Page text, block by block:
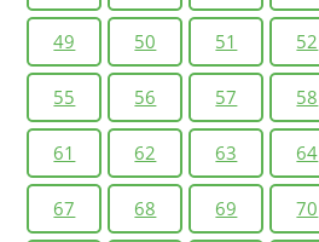
49 50 51 52
55 56 57 58
61 62 63 64
67 68 69 70